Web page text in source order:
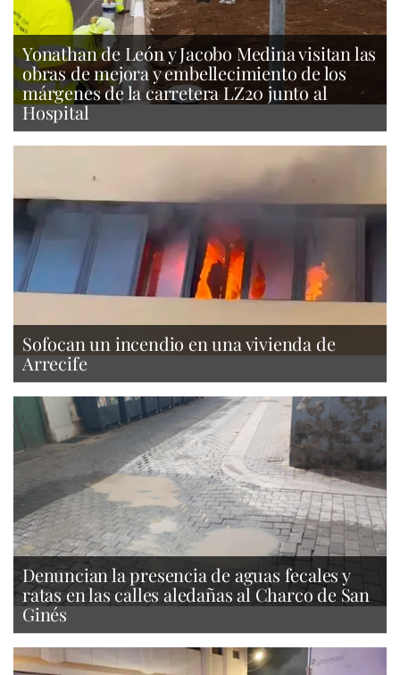
Yonathan de León y Jacobo Medina visitan las
obras de mejora y embellecimiento de los
márgenes de la carretera LZ20 junto al
Hospital
Sofocan un incendio en una vivienda de
Arrecife
Denuncian la presencia de aguas fecales y
ratas en las calles aledañas al Charco de San
Ginés